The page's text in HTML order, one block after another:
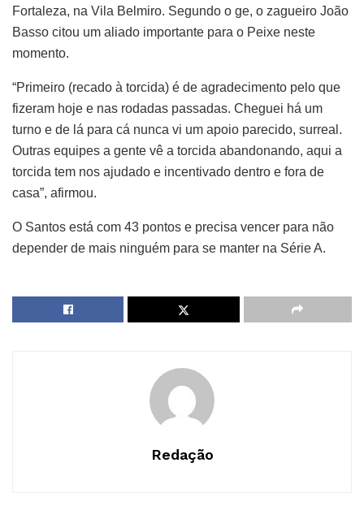
Fortaleza, na Vila Belmiro. Segundo o ge, o zagueiro João
Basso citou um aliado importante para o Peixe neste
momento.
“Primeiro (recado à torcida) é de agradecimento pelo que
fizeram hoje e nas rodadas passadas. Cheguei há um
turno e de lá para cá nunca vi um apoio parecido, surreal.
Outras equipes a gente vê a torcida abandonando, aqui a
torcida tem nos ajudado e incentivado dentro e fora de
casa”, afirmou.
O Santos está com 43 pontos e precisa vencer para não
depender de mais ninguém para se manter na Série A.
Redação